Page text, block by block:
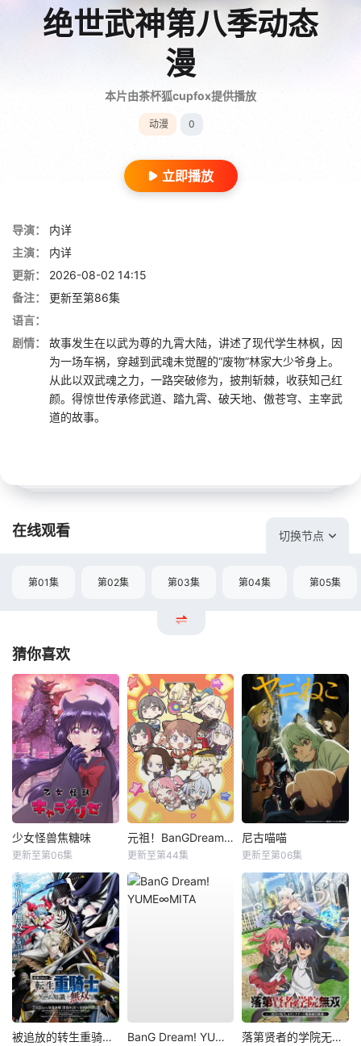
绝世武神第八季动态
漫
本片由茶杯狐cupfox提供播放
动漫 0
立即播放
导演：
内详
主演：
内详
更新：
2026-08-02 14:15
备注：
更新至第86集
语言：
剧情：
故事发生在以武为尊的九霄大陆，讲述了现代学生林枫，因
为一场车祸，穿越到武魂未觉醒的“废物”林家大少爷身上。
从此以双武魂之力，一路突破修为，披荆斩棘，收获知己红
颜。得惊世传承修武道、踏九霄、破天地、傲苍穹、主宰武
道的故事。
在线观看 切换节点
第01集 第02集 第03集 第04集 第05集
猜你喜欢
少女怪兽焦糖味
更新至第06集
元祖！BanGDream酱
更新至第44集
尼古喵喵
更新至第06集
被追放的转生重骑士用游戏知识开无双 BanG Dream! YUME∞MITA 落第贤者的学院无双第二回转生，S等级作弊魔术师冒险记